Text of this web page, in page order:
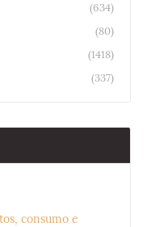
(634)
(80)
(1418)
(337)
consumo e